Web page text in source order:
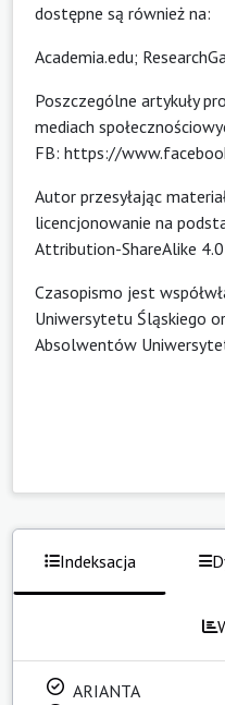
dostępne są również na:
Academia.edu;
Poszczególne artykuły
mediach
FB: https://
Autor przesyłając
licencjonowanie na
Attribution-ShareAlike 4.0
Czasopismo jest
Uniwersytetu Śląskiego
Absolwentów
Indeksacja
ARIANTA